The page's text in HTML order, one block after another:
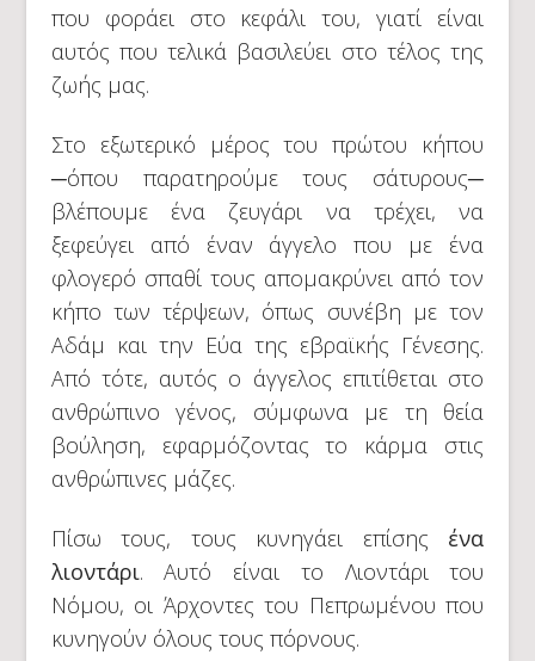
που φοράει στο κεφάλι του, γιατί είναι
αυτός που τελικά βασιλεύει στο τέλος της
ζωής μας.
Στο εξωτερικό μέρος του πρώτου κήπου
─όπου παρατηρούμε τους σάτυρους─
βλέπουμε ένα ζευγάρι να τρέχει, να
ξεφεύγει από έναν άγγελο που με ένα
φλογερό σπαθί τους απομακρύνει από τον
κήπο των τέρψεων, όπως συνέβη με τον
Αδάμ και την Εύα της εβραϊκής Γένεσης.
Από τότε, αυτός ο άγγελος επιτίθεται στο
ανθρώπινο γένος, σύμφωνα με τη θεία
βούληση, εφαρμόζοντας το κάρμα στις
ανθρώπινες μάζες.
Πίσω τους, τους κυνηγάει επίσης ένα
λιοντάρι. Αυτό είναι το Λιοντάρι του
Νόμου, οι Άρχοντες του Πεπρωμένου που
κυνηγούν όλους τους πόρνους.